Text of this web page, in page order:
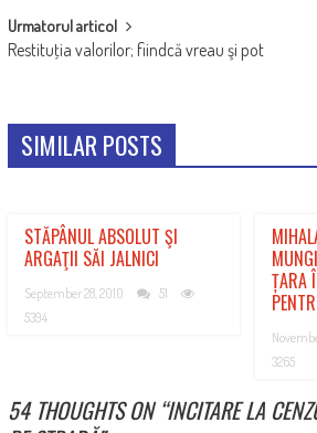
Urmatorul articol
Restituţia valorilor; fiindcă vreau şi pot
SIMILAR POSTS
STĂPÂNUL ABSOLUT ŞI
ARGAŢII SĂI JALNICI
September 28, 2010
51
5394
ȚARA
3265
54 THOUGHTS ON “INCITARE LA